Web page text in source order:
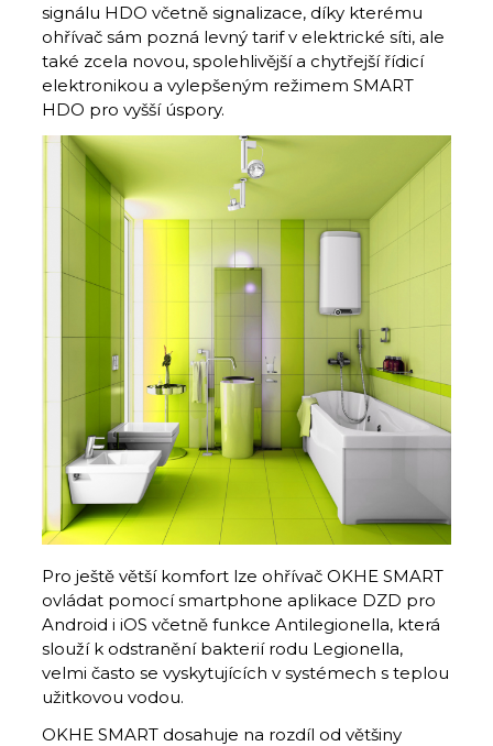
signálu HDO včetně signalizace, díky kterému
ohřívač sám pozná levný tarif v elektrické síti, ale
také zcela novou, spolehlivější a chytřejší řídicí
elektronikou a vylepšeným režimem SMART
HDO pro vyšší úspory.
Pro ještě větší komfort lze ohřívač OKHE SMART
ovládat pomocí smartphone aplikace DZD pro
Android i iOS včetně funkce Antilegionella, která
slouží k odstranění bakterií rodu Legionella,
velmi často se vyskytujících v systémech s teplou
užitkovou vodou.
OKHE SMART dosahuje na rozdíl od většiny